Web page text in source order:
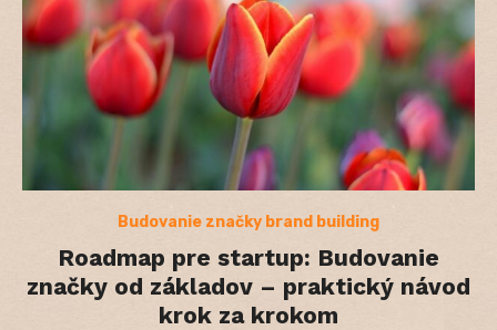
Budovanie značky brand building
Roadmap pre startup: Budovanie
značky od základov – praktický návod
krok za krokom